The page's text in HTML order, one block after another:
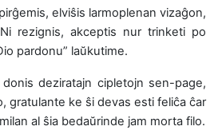
elviŝis larmoplenan vizaĝon,
rezignis, akceptis nur trinketi po
pardonu” laŭkutime.
deziratajn cipletojn sen-page,
gratulante ke ŝi devas esti feliĉa ĉar
al ŝia bedaŭrinde jam morta filo.